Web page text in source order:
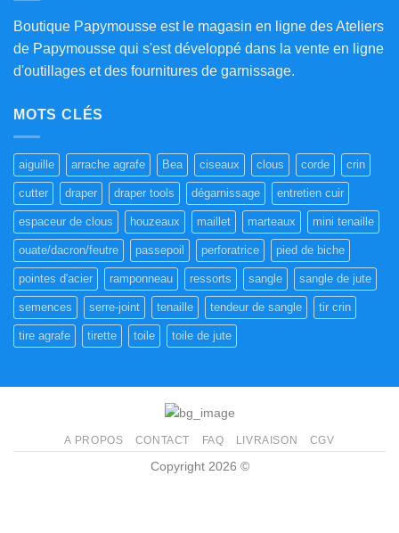
Boutique Papymousse est le magasin en ligne des Ateliers
de Papymousse qui s'est développé dans la vente en ligne
d'outillages et des fournitures de garnissage.
MOTS CLÉS
aiguille arrache agrafe Bea ciseaux clous corde crin
cutter draper draper tools dégarnissage entretien cuir
espaceur de clous houzeaux maillet marteaux mini tenaille
ouate/dacron/feutre passepoil perforatrice pied de biche
pointes d'acier ramponneau ressorts sangle sangle de jute
semences serre-joint tenaille tendeur de sangle tir crin
tire agrafe tirette toile toile de jute
A PROPOS CONTACT FAQ LIVRAISON CGV
Copyright 2026 ©